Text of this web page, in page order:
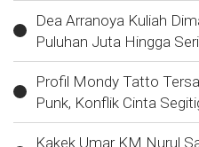
Dea Arranoya Kuliah
Puluhan Juta Hingga
Profil Mondy Tatto
Punk, Konflik Cinta
Kakek Umar KM Nurul